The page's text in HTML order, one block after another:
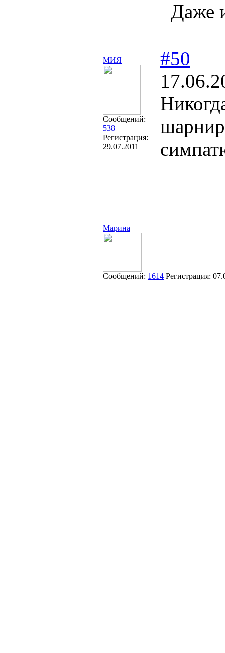
Даже
МИЯ
Сообщений:
538
Регистрация:
29.07.2011
#50
Марина
Сообщений: 1614 Регистрация: